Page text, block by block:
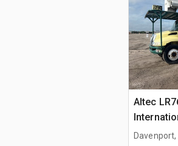
Altec
Forestry
Davenport,